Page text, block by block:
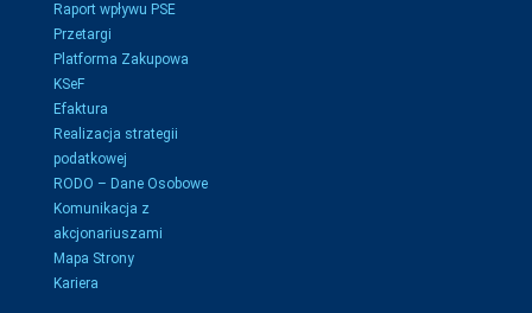
Raport wpływu PSE
Przetargi
Platforma Zakupowa
KSeF
Efaktura
Realizacja strategii
podatkowej
RODO – Dane Osobowe
Komunikacja z
akcjonariuszami
Mapa Strony
Kariera